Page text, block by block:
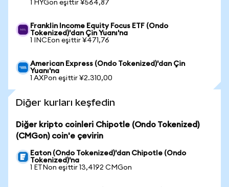
1 HYGon eşittir ¥564,87
Franklin Income Equity Focus ETF (Ondo
Tokenized)'dan Çin Yuanı'na
1 INCEon eşittir ¥471,76
American Express (Ondo Tokenized)'dan Çin
Yuanı'na
1 AXPon eşittir ¥2.310,00
Diğer kurları keşfedin
Diğer kripto coinleri Chipotle (Ondo Tokenized)
(CMGon) coin'e çevirin
Eaton (Ondo Tokenized)'dan Chipotle (Ondo
Tokenized)'na
1 ETNon eşittir 13,4192 CMGon